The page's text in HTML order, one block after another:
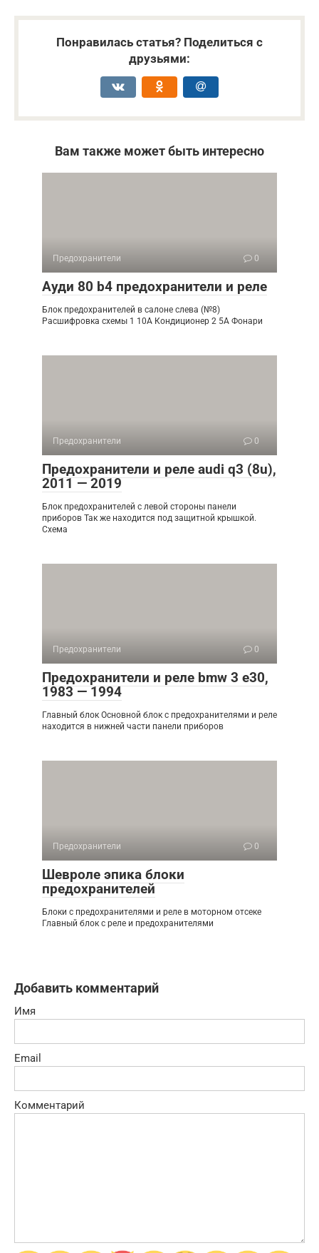
Понравилась статья? Поделиться с
друзьями:
Вам также может быть интересно
Предохранители 0
Ауди 80 b4 предохранители и реле
Блок предохранителей в салоне слева (№8)
Расшифровка схемы 1 10A Кондиционер 2 5A Фонари
Предохранители 0
Предохранители и реле audi q3 (8u),
2011 — 2019
Блок предохранителей с левой стороны панели
приборов Так же находится под защитной крышкой.
Схема
Предохранители 0
Предохранители и реле bmw 3 e30,
1983 — 1994
Главный блок Основной блок с предохранителями и реле
находится в нижней части панели приборов
Предохранители 0
Шевроле эпика блоки
предохранителей
Блоки с предохранителями и реле в моторном отсеке
Главный блок с реле и предохранителями
Добавить комментарий
Имя
Email
Комментарий